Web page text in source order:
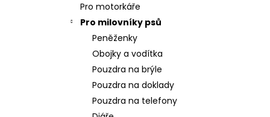
Pro motorkáře
Pro milovníky psů
Peněženky
Obojky a vodítka
Pouzdra na brýle
Pouzdra na doklady
Pouzdra na telefony
KOŽENÝ PÁSEK "LOVU ZDAR"
634 Kč